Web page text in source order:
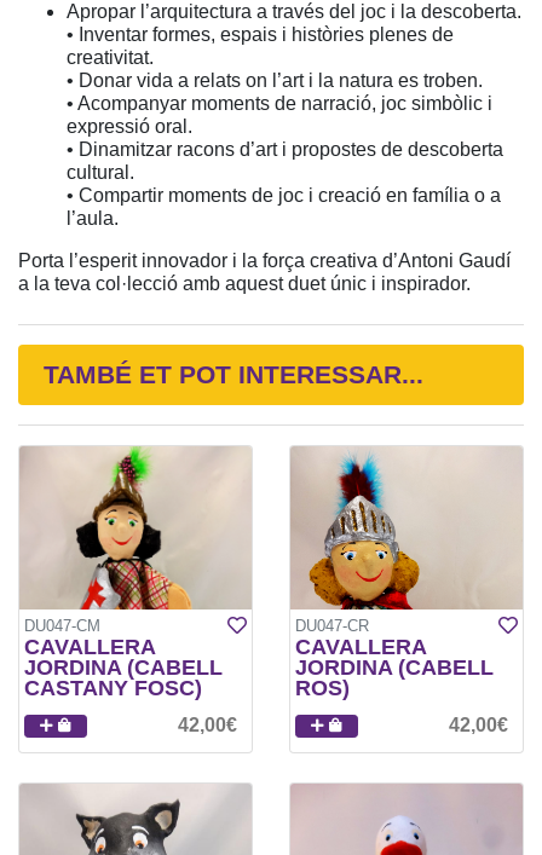
Apropar l’arquitectura a través del joc i la descoberta.
• Inventar formes, espais i històries plenes de
creativitat.
• Donar vida a relats on l’art i la natura es troben.
• Acompanyar moments de narració, joc simbòlic i
expressió oral.
• Dinamitzar racons d’art i propostes de descoberta
cultural.
• Compartir moments de joc i creació en família o a
l’aula.
Porta l’esperit innovador i la força creativa d’Antoni Gaudí
a la teva col·lecció amb aquest duet únic i inspirador.
TAMBÉ ET POT INTERESSAR...
DU047-CM
CAVALLERA
JORDINA (CABELL
CASTANY FOSC)
42,00€
DU047-CR
CAVALLERA
JORDINA (CABELL
ROS)
42,00€